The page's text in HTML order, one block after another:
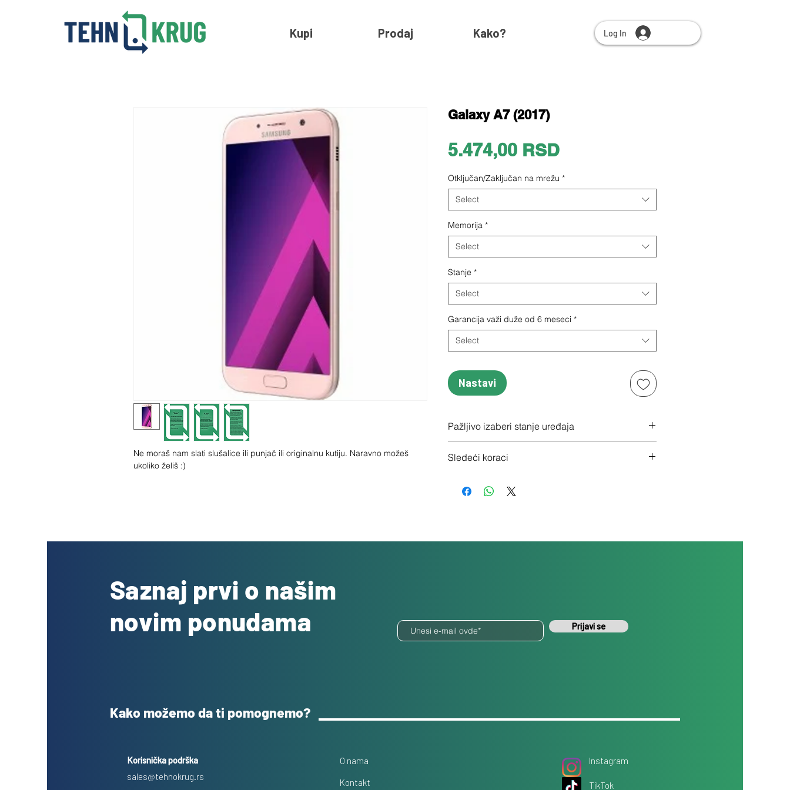
Kupi Prodaj Kako? Log In
Ne moraš nam slati slušalice ili punjač ili originalnu kutiju. Naravno možeš
ukoliko želiš :)
Galaxy A7 (2017)
5.474,00 RSDPrice
Otključan/Zaključan na mrežu *
Select
Memorija *
Select
Stanje *
Select
Garancija važi duže od 6 meseci *
Select
Nastavi
Pažljivo izaberi stanje uređaja
Sledeći koraci
2 - Pošalji besplatno svoj uređaj
Saznaj prvi o našim
novim ponudama
Prijavi se
Kako možemo da ti pomognemo?
Korisnička podrška
sales@tehnokrug.rs
O nama
Kontakt
Instagram
TikTok